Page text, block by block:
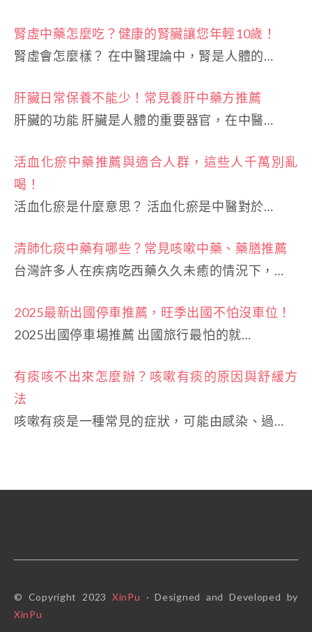
腎虛中藥怎麼吃？健康的腎臟讓您年輕10歲！
腎虛會怎麼樣？ 在中醫理論中，腎是人體的…
肝臟日常保養不能少！常見養肝中藥方推薦
肝臟的功能 肝臟是人體的重要器官，在中醫…
活血化瘀中藥推薦與適合人群，這些人千萬別亂
喝！
活血化瘀是什麼意思？ 活血化瘀是中醫對於…
清肺化痰中藥有哪些？常見咳嗽中藥、藥膳推薦
台灣許多人在疾病吃西藥久久未癒的情況下，…
2025最新出國停車推薦，旺季出國不怕沒車位！
2025出國停車場推薦 出國旅行最怕的就…
有痰咳不出來怎麼辦？咳嗽有痰的原因與舒緩方
法
咳嗽有痰是一種常見的症狀，可能由感染、過…
© Copyright 2023XinPu · Designed and Developed by
XinPu